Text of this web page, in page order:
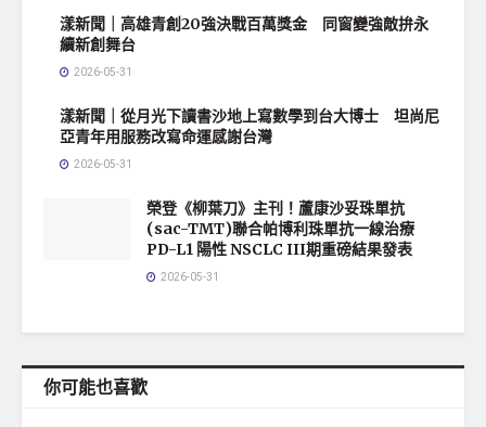
漾新聞｜高雄青創20強決戰百萬獎金 同窗變強敵拚永
續新創舞台
2026-05-31
漾新聞｜從月光下讀書沙地上寫數學到台大博士 坦尚尼
亞青年用服務改寫命運感謝台灣
2026-05-31
榮登《柳葉刀》主刊！蘆康沙妥珠單抗
(sac-TMT)聯合帕博利珠單抗一線治療
PD-L1 陽性 NSCLC III期重磅結果發表
2026-05-31
你可能也喜歡